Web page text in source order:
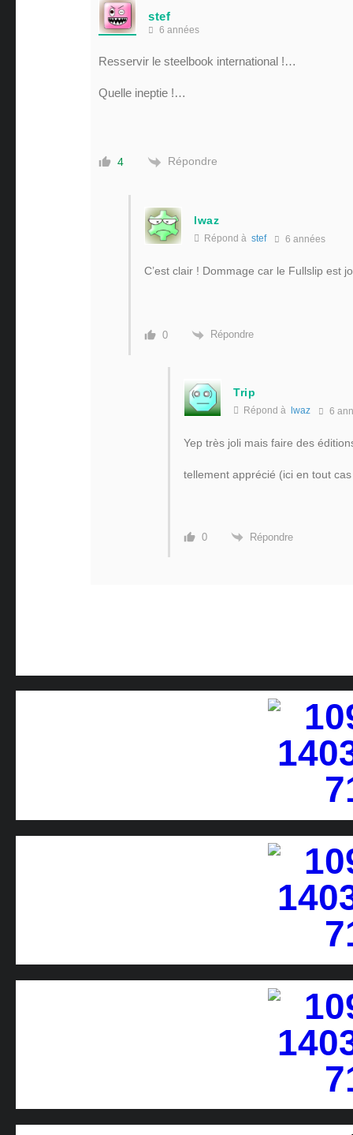
stef
6 années
Resservir le steelbook international !…
Quelle ineptie !…
4 Répondre
lwaz
Répond à stef 6 années
C’est clair ! Dommage car le Fullslip est
0 Répondre
Trip
Répond à lwaz 6
Yep très joli mais faire des
tellement apprécié (ici en tout
0 Répondre